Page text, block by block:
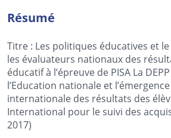
Résumé
Titre : Les politiques éducatives et
les évaluateurs nationaux des
éducatif à l’épreuve de PISA La
l’Education nationale et
internationale des résultats des
International pour le suivi des
2017)